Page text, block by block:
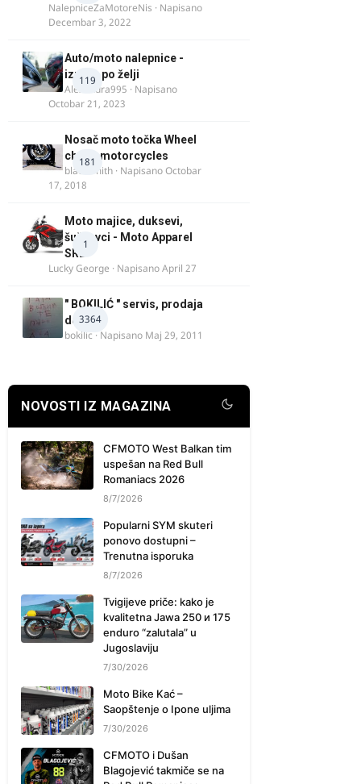
NalepniceZaMotoreNis · Napisano
Decembar 3, 2022
119
Auto/moto nalepnice -
izrada po želji
Alexandra995 · Napisano
Octobar 21, 2023
181
Nosač moto točka Wheel
chock motorcycles
blacksmith · NapisanoOctobar
17, 2018
1
Moto majice, duksevi,
šuškavci - Moto Apparel
SRB
Lucky George · NapisanoApril 27
3364
" BOKILIĆ " servis, prodaja
delova
bokilic · Napisano Maj 29, 2011
NOVOSTI IZ MAGAZINA
CFMOTO West Balkan tim
uspešan na Red Bull
Romaniacs 2026
8/7/2026
Popularni SYM skuteri
ponovo dostupni –
Trenutna isporuka
8/7/2026
Tvigijeve priče: kako je
kvalitetna Jawa 250 и 175
enduro “zalutala” u
Jugoslaviju
7/30/2026
Moto Bike Kać –
Saopštenje o Ipone uljima
7/30/2026
CFMOTO i Dušan
Blagojević takmiče se na